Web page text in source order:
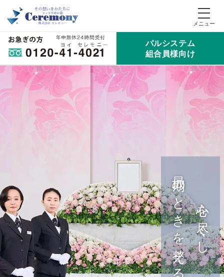
パルシステム
組合員様向け
心を尽くし
最期のときを整える